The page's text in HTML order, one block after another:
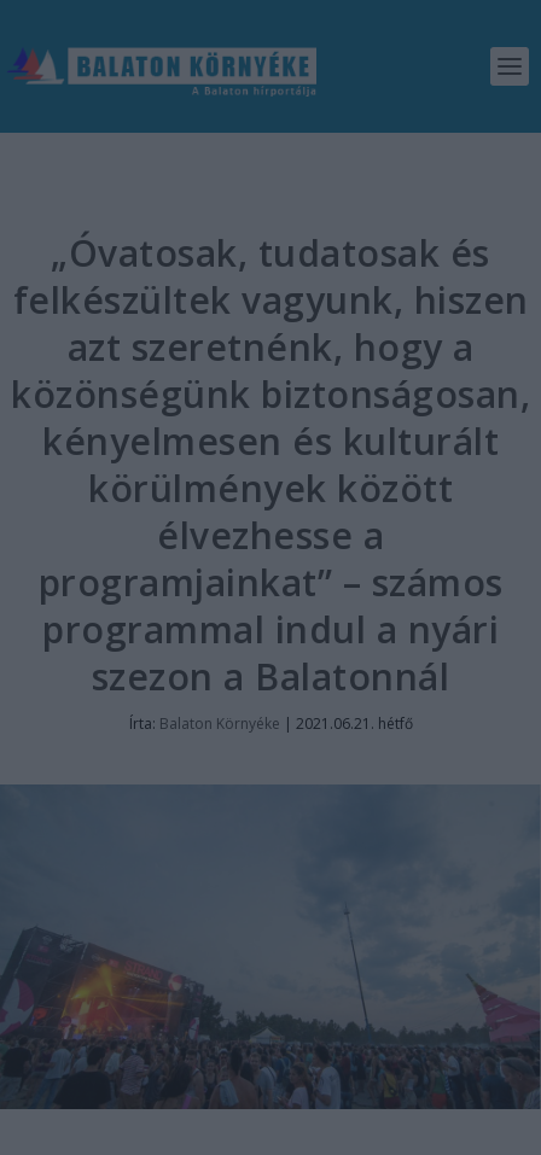
„Óvatosak, tudatosak és
felkészültek vagyunk, hiszen
azt szeretnénk, hogy a
közönségünk biztonságosan,
kényelmesen és kulturált
körülmények között
élvezhesse a
programjainkat” – számos
programmal indul a nyári
szezon a Balatonnál
Írta: Balaton Környéke | 2021.06.21. hétfő